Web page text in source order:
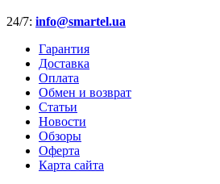
24/7: info@smartel.ua
Гарантия
Доставка
Оплата
Обмен и возврат
Статьи
Новости
Обзоры
Оферта
Карта сайта